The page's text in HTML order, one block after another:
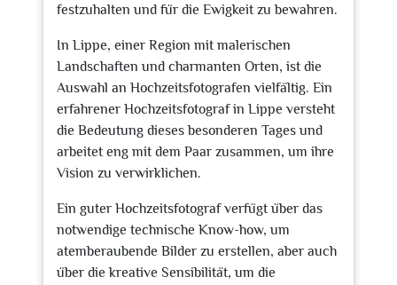
festzuhalten und für die Ewigkeit zu bewahren.
In Lippe, einer Region mit malerischen
Landschaften und charmanten Orten, ist die
Auswahl an Hochzeitsfotografen vielfältig. Ein
erfahrener Hochzeitsfotograf in Lippe versteht
die Bedeutung dieses besonderen Tages und
arbeitet eng mit dem Paar zusammen, um ihre
Vision zu verwirklichen.
Ein guter Hochzeitsfotograf verfügt über das
notwendige technische Know-how, um
atemberaubende Bilder zu erstellen, aber auch
über die kreative Sensibilität, um die